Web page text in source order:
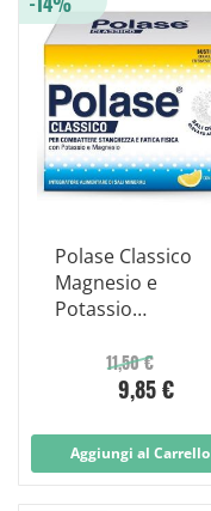
Polase Classico
Magnesio e
Potassio
Alimentare Sali
Minerali Gusto
11,50 €
9,85 €
Aggiungi al Carrello